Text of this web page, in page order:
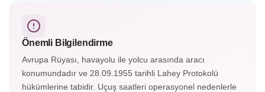
fotoğraflanan saatine ev sahipliği yapıyor. Eşsiz İngiliz
mimarisiyle keşfedilmesi gereken şehirlerden.
Önemli Bilgilendirme
Avrupa Rüyası, havayolu ile yolcu arasında aracı
konumundadır ve 28.09.1955 tarihli Lahey Protokolü
hükümlerine tabidir. Uçuş saatleri operasyonel nedenlerle